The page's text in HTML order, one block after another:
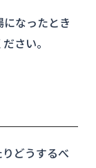
なったとき
さい。
どうするべ